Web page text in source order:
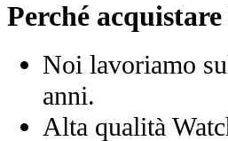
Perché
Noi lavoriamo
anni.
Alta qualità